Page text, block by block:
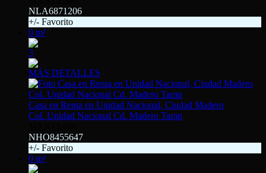
NLA6871206
+/- Favorito
0 m²
3
MÁS DETALLES
Casa en Renta en Unidad Nacional, Ciudad Madero
Col. Unidad Nacional Cd. Madero Tamp
NHO8455647
+/- Favorito
0 m²